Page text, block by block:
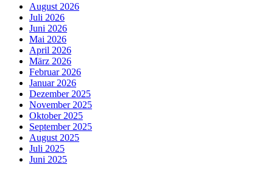
August 2026
Juli 2026
Juni 2026
Mai 2026
April 2026
März 2026
Februar 2026
Januar 2026
Dezember 2025
November 2025
Oktober 2025
September 2025
August 2025
Juli 2025
Juni 2025